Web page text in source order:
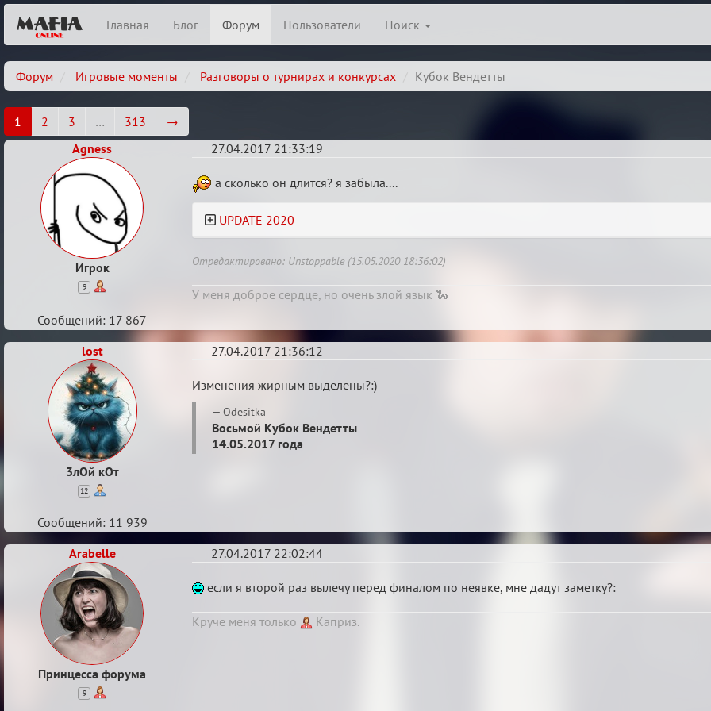
Главная Блог Форум Пользователи Поиск
Форум Игровые моменты Разговоры о турнирах и конкурсах Кубок Вендетты
1 2 3 … 313
→
Agness
Игрок
9
27.04.2017 21:33:19
Кубок
Вендетты
а сколько он длится? я забыла....
UPDATE 2020
Отредактировано: Unstoppable (15.05.2020 18:36:02)
У меня доброе сердце, но очень злой язык 🐍
Сообщений: 17 867
lost
3лОй кОт
12
27.04.2017 21:36:12
Re:
Кубок
Вендетты
Изменения жирным выделены?:)
Odesitka
Восьмой Кубок Вендетты
14.05.2017 года
Сообщений: 11 939
Arabelle
Принцесса форума
9
27.04.2017 22:02:44
Re:
Кубок
Вендетты
если я второй раз вылечу перед финалом по неявке, мне дадут заметку?:
Круче меня только Каприз.